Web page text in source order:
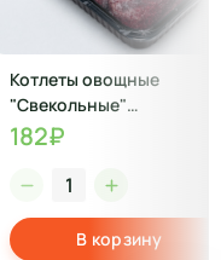
Котлеты овощные
"Свекольные"
замороженные
182₽
В корзину